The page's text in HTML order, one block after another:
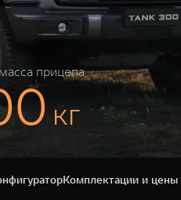
прицепа
кг
Комплектации и цены